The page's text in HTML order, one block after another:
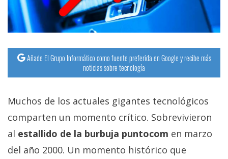
Añade El Grupo Informático como fuente preferida en Google y recibe más
noticias sobre tecnología
Muchos de los actuales gigantes tecnológicos
comparten un momento crítico. Sobrevivieron
al estallido de la burbuja puntocom en marzo
del año 2000. Un momento histórico que